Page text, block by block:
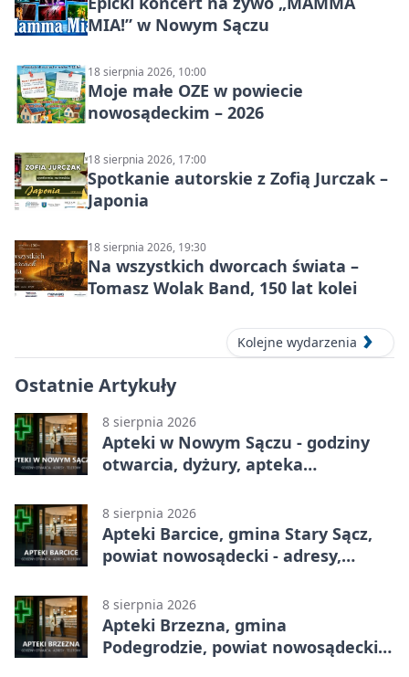
MIA!” w Nowym Sączu
18 sierpnia 2026, 10:00
Moje małe OZE w powiecie
nowosądeckim – 2026
18 sierpnia 2026, 17:00
Spotkanie autorskie z Zofią Jurczak –
Japonia
18 sierpnia 2026, 19:30
Na wszystkich dworcach świata –
Tomasz Wolak Band, 150 lat kolei
Kolejne wydarzenia
Ostatnie Artykuły
8 sierpnia 2026
Apteki w Nowym Sączu - godziny
otwarcia, dyżury, apteka
8 sierpnia 2026
Apteki Barcice, gmina Stary Sącz,
powiat nowosądecki - adresy,
8 sierpnia 2026
Apteki Brzezna, gmina
Podegrodzie, powiat nowosądecki -